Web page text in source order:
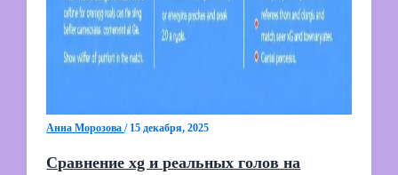
Анна Морозова/ 15 декабря, 2025
Сравнение xg и реальных голов на